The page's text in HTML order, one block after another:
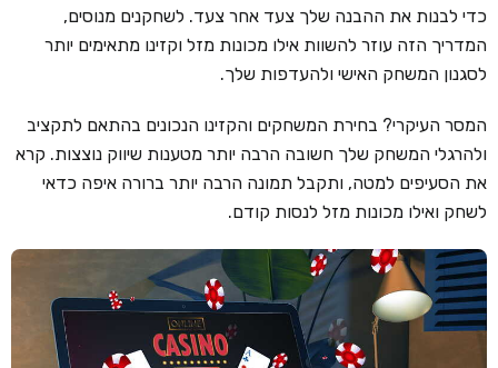
טורנירי קזינו
הימורי ספורט
צור קשר
בלוג וחדשות
חדשות
טיפים
כדי לבנות את ההבנה שלך צעד אחר צעד. לשחקנים מנוסים,
המדריך הזה עוזר להשוות אילו מכונות מזל וקזינו מתאימים יותר
לסגנון המשחק האישי ולהעדפות שלך.
המסר העיקרי? בחירת המשחקים והקזינו הנכונים בהתאם לתקציב
ולהרגלי המשחק שלך חשובה הרבה יותר מטענות שיווק נוצצות. קרא
את הסעיפים למטה, ותקבל תמונה הרבה יותר ברורה איפה כדאי
לשחק ואילו מכונות מזל לנסות קודם.